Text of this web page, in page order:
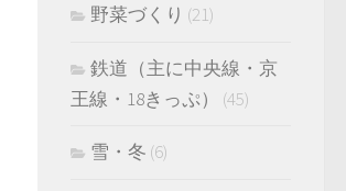
野菜づくり (21)
鉄道（主に中央線・京
王線・18きっぷ）
(45)
雪・冬 (6)